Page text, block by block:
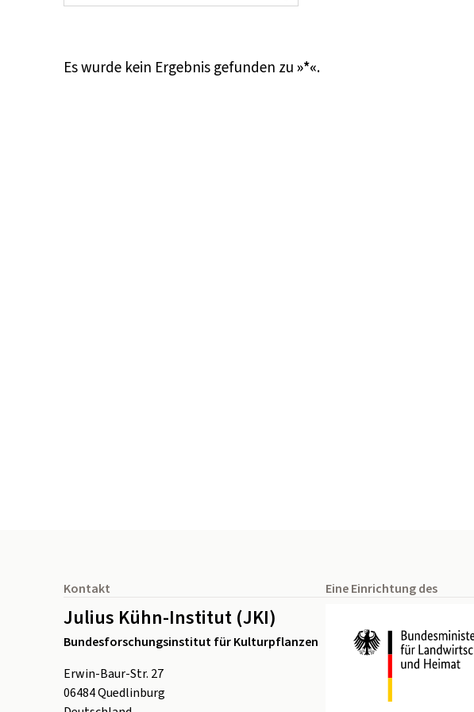
Es wurde kein Ergebnis gefunden zu»*«.
Kontakt
Julius Kühn-Institut (JKI)
Bundesforschungsinstitut für Kulturpflanzen
Erwin-Baur-Str. 27
06484Quedlinburg
Eine Einrichtung des